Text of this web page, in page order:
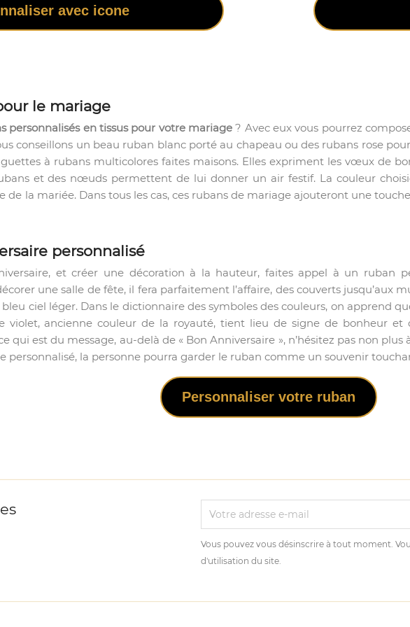
avec icone
le mariage
personnalisés en tissus pour votre mariage? Avec eux vous pourrez
conseillons un beau ruban blanc porté au chapeau ou des rubans rose
à rubans multicolores faites maisons. Elles expriment les vœux de
et des nœuds permettent de lui donner un air festif. La couleur
de la mariée. Dans tous les cas, ces rubans de mariage ajouteront une
personnalisé
et créer une décoration à la hauteur, faites appel à un ruban
une salle de fête, il fera parfaitement l’affaire, des couverts jusqu’aux
ciel léger. Dans le dictionnaire des symboles des couleurs, on apprend
violet, ancienne couleur de la royauté, tient lieu de signe de bonheur et
qui est du message, au-delà de « Bon Anniversaire », n’hésitez pas non
personnalisé, la personne pourra garder le ruban comme un souvenir
Personnaliser votre ruban
Vous pouvez vous désinscrire à tout moment.
d'utilisation du site.